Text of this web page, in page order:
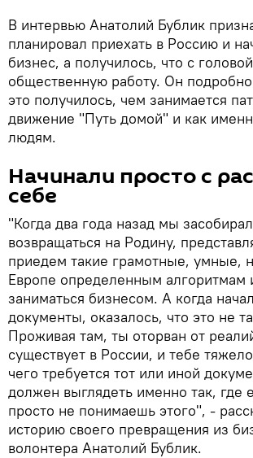
В интервью Анатолий Бублик
планировал приехать в Россию и
бизнес, а получилось, что с
общественную работу. Он подробно
это получилось, чем занимается
движение "Путь домой" и как
людям.
Начинали просто с
себе
"Когда два года назад мы
возвращаться на Родину,
приедем такие грамотные, умные,
Европе определенным алгоритмам
заниматься бизнесом. А когда
документы, оказалось, что это не
Проживая там, ты оторван от
существует в России, и тебе
чего требуется тот или иной
должен выглядеть именно так, где
просто не понимаешь этого", -
историю своего превращения из
волонтера Анатолий Бублик.